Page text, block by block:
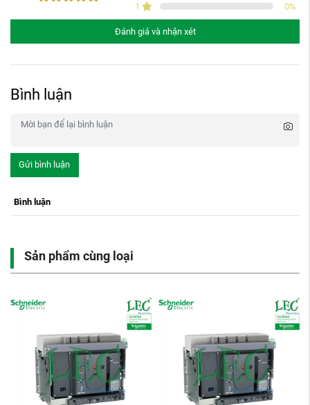
1
0%
Đánh giá và nhận xét
Bình luận
Gửi bình luận
Bình luận
Sản phẩm cùng loại